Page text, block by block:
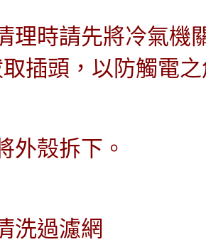
理時請先將冷氣機
插頭，以防觸電
外殼拆下。
洗過濾網